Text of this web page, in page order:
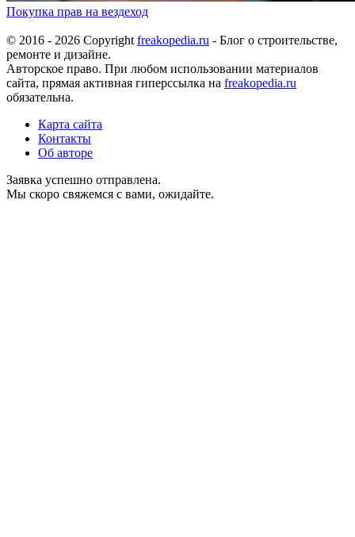
Покупка прав на вездеход
© 2016 - 2026 Copyright freakopedia.ru - Блог о строительстве,
ремонте и дизайне.
Авторское право. При любом использовании материалов
сайта, прямая активная гиперссылка на freakopedia.ru
обязательна.
Карта сайта
Контакты
Об авторе
Заявка успешно отправлена.
Мы скоро свяжемся с вами, ожидайте.